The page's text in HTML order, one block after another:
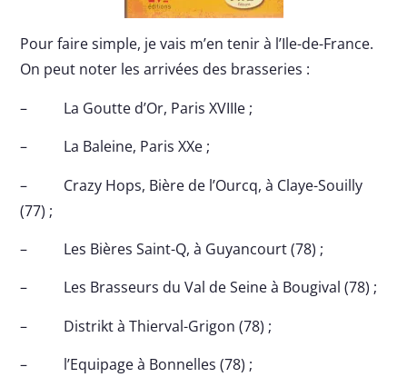
Pour faire simple, je vais m’en tenir à l’Ile-de-France.
On peut noter les arrivées des brasseries :
– La Goutte d’Or, Paris XVIIIe ;
– La Baleine, Paris XXe ;
– Crazy Hops, Bière de l’Ourcq, à Claye-Souilly
(77) ;
– Les Bières Saint-Q, à Guyancourt (78) ;
– Les Brasseurs du Val de Seine à Bougival (78) ;
– Distrikt à Thierval-Grigon (78) ;
– l’Equipage à Bonnelles (78) ;